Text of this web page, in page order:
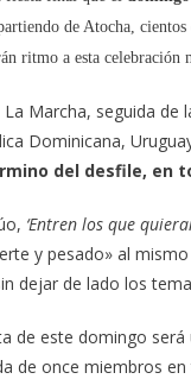
Gratis
En
Y
Después
En
Gijón,
Barcelona
Cádiz
de Atocha,
ritmo a esta
Marcha, seguida
Dominicana,
del desfile, en
‘Entren los que
y pesado» al
dejar de lado los
de este domingo
de once miembros